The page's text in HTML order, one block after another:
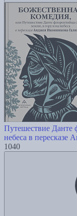
Путешествие Данте
небеса в пересказе
1040